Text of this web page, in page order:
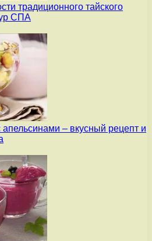
традиционного тайского
СПА
– вкусный рецепт и